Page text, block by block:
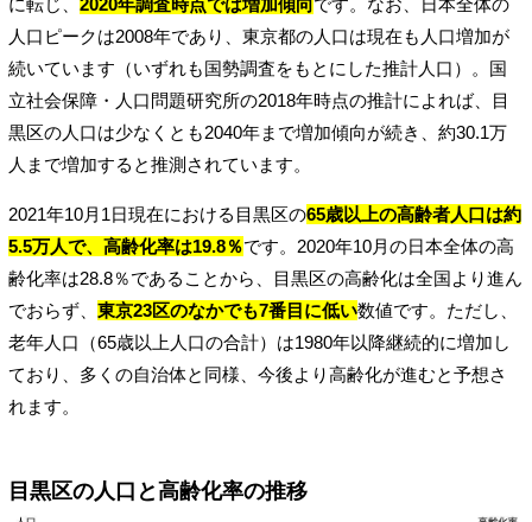
人口ピークは2008年であり、東京都の人口は現在も人口増加が
続いています（いずれも国勢調査をもとにした推計人口）。国
立社会保障・人口問題研究所の2018年時点の推計によれば、目
黒区の人口は少なくとも2040年まで増加傾向が続き、約30.1万
人まで増加すると推測されています。
2021年10月1日現在における目黒区の65歳以上の高齢者人口は約
5.5万人で、高齢化率は19.8％です。2020年10月の日本全体の高
齢化率は28.8％であることから、目黒区の高齢化は全国より進ん
でおらず、 東京23区のなかでも7番目に低い数値です。ただし、
老年人口（65歳以上人口の合計）は1980年以降継続的に増加し
ており、多くの自治体と同様、今後より高齢化が進むと予想さ
れます。
目黒区の人口と高齢化率の推移